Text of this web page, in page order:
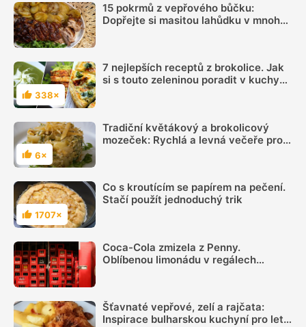
15 pokrmů z vepřového bůčku:
Dopřejte si masitou lahůdku v mnoha
Hodnocení
338×
7 nejlepších receptů z brokolice. Jak
si s touto zeleninou poradit v kuchyni,
Hodnocení
6×
Tradiční květákový a brokolicový
mozeček: Rychlá a levná večeře pro
Hodnocení
1707×
Co s kroutícím se papírem na pečení.
Stačí použít jednoduchý trik
Coca-Cola zmizela z Penny.
Oblíbenou limonádu v regálech
Šťavnaté vepřové, zelí a rajčata:
Inspirace bulharskou kuchyní pro letní